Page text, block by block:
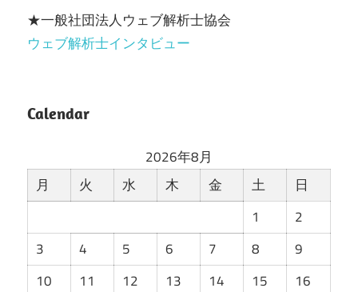
★一般社団法人ウェブ解析士協会
ウェブ解析士インタビュー
Calendar
2026年8月
月
火 水 木 金 土 日
1
2
3
4 5 6 7 8
9
10
11 12 13 14 15
16